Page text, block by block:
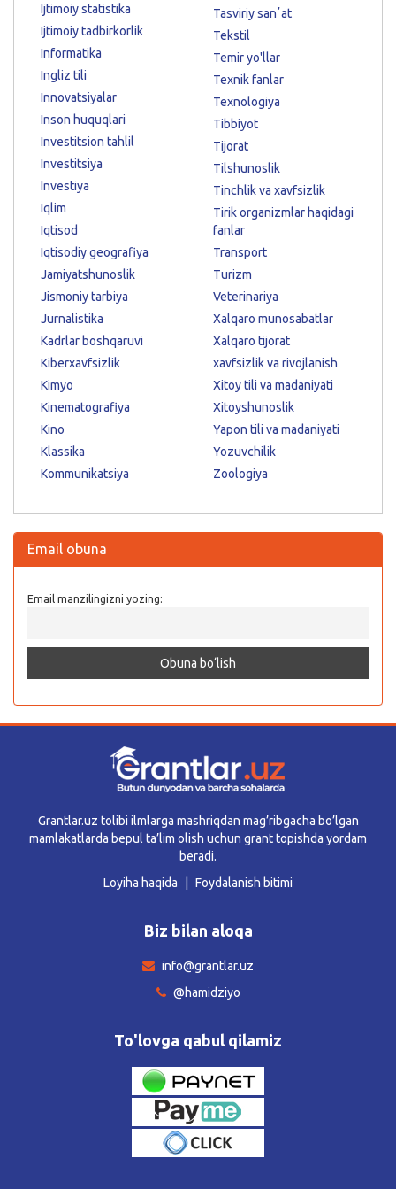
Ijtimoiy statistika
Ijtimoiy tadbirkorlik
Informatika
Ingliz tili
Innovatsiyalar
Inson huquqlari
Investitsion tahlil
Investitsiya
Investiya
Iqlim
Iqtisod
Iqtisodiy geografiya
Jamiyatshunoslik
Jismoniy tarbiya
Jurnalistika
Kadrlar boshqaruvi
Kiberxavfsizlik
Kimyo
Kinematografiya
Kino
Klassika
Kommunikatsiya
Tasviriy sanʼat
Tekstil
Temir yo'llar
Texnik fanlar
Texnologiya
Tibbiyot
Tijorat
Tilshunoslik
Tinchlik va xavfsizlik
Tirik organizmlar haqidagi
fanlar
Transport
Turizm
Veterinariya
Xalqaro munosabatlar
Xalqaro tijorat
xavfsizlik va rivojlanish
Xitoy tili va madaniyati
Xitoyshunoslik
Yapon tili va madaniyati
Yozuvchilik
Zoologiya
Email obuna
Email manzilingizni yozing:
Grantlar.uz tolibi ilmlarga mashriqdan mag’ribgacha bo’lgan
mamlakatlarda bepul ta’lim olish uchun grant topishda yordam
beradi.
Loyiha haqida
Foydalanish bitimi
Biz bilan aloqa
info@grantlar.uz
@hamidziyo
To'lovga qabul qilamiz